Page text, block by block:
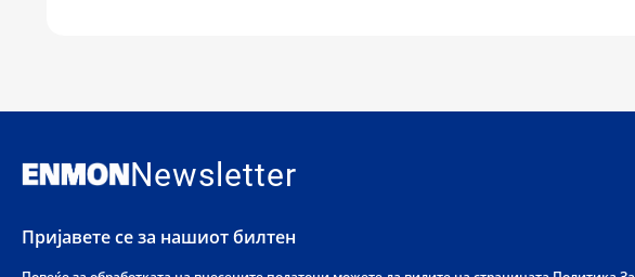
Newsletter
Пријавете се за нашиот билтен